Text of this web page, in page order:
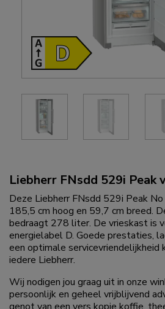
Liebherr FNsdd 529i Peak
Deze Liebherr FNsdd 529i Peak
185,5 cm hoog en 59,7 cm breed.
bedraagt 278 liter. De vrieskast is
energielabel D. Goede prestaties,
een optimale servicevriendelijkheid
iedere Liebherr.
Wij nodigen jou graag uit in onze
persoonlijk en geheel vrijblijvend